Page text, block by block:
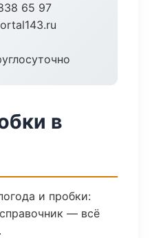
65 97
в
и пробки:
— всё